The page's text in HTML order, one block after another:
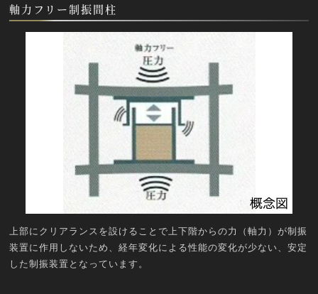
軸力フリー制振間柱
上部にクリアランスを設けることで上下階からの力（軸力）が制振
装置に作用しないため、経年変化による性能の変化が少ない、安定
した制振装置となっています。